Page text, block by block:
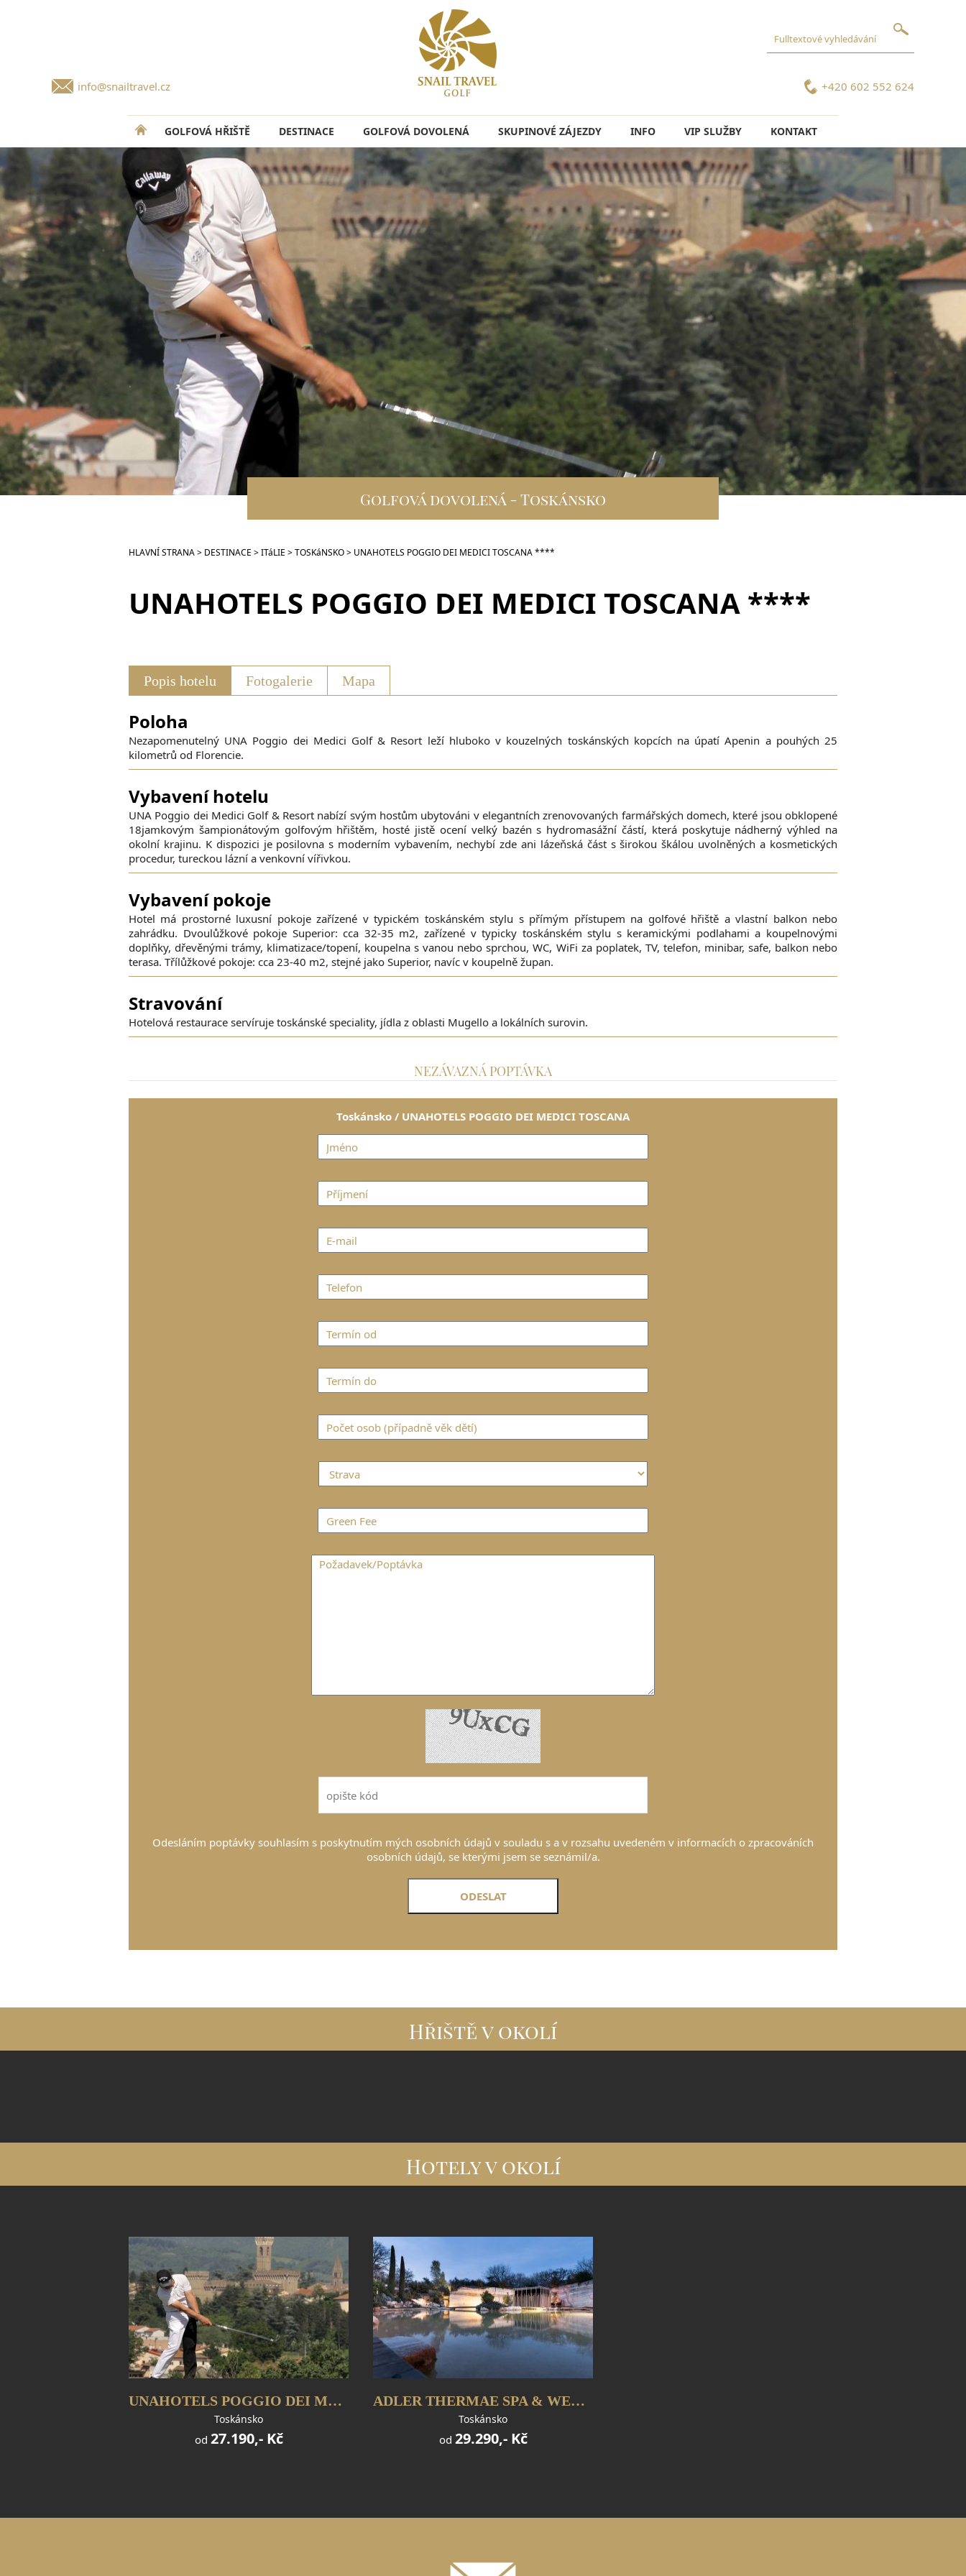
info@snailtravel.cz +420 602 552 624
GOLFOVÁ HŘIŠTĚ DESTINACE GOLFOVÁ DOVOLENÁ SKUPINOVÉ ZÁJEZDY INFO VIP SLUŽBY KONTAKT
Golfová dovolená - Toskánsko
HLAVNÍ STRANA> DESTINACE >ITáLIE >TOSKáNSKO> UNAHOTELS POGGIO DEI MEDICI TOSCANA ****
UNAHOTELS POGGIO DEI MEDICI TOSCANA ****
Popis hotelu Fotogalerie Mapa
Poloha
Nezapomenutelný UNA Poggio dei Medici Golf & Resort leží hluboko v kouzelných toskánských kopcích na úpatí Apenin a pouhých 25
kilometrů od Florencie.
Vybavení hotelu
UNA Poggio dei Medici Golf & Resort nabízí svým hostům ubytováni v elegantních zrenovovaných farmářských domech, které jsou obklopené
18jamkovým šampionátovým golfovým hřištěm, hosté jistě ocení velký bazén s hydromasážní částí, která poskytuje nádherný výhled na
okolní krajinu. K dispozici je posilovna s moderním vybavením, nechybí zde ani lázeňská část s širokou škálou uvolněných a kosmetických
procedur, tureckou lázní a venkovní vířivkou.
Vybavení pokoje
Hotel má prostorné luxusní pokoje zařízené v typickém toskánském stylu s přímým přístupem na golfové hřiště a vlastní balkon nebo
zahrádku. Dvoulůžkové pokoje Superior: cca 32-35 m2, zařízené v typicky toskánském stylu s keramickými podlahami a koupelnovými
doplňky, dřevěnými trámy, klimatizace/topení, koupelna s vanou nebo sprchou, WC, WiFi za poplatek, TV, telefon, minibar, safe, balkon nebo
terasa. Třílůžkové pokoje: cca 23-40 m2, stejné jako Superior, navíc v koupelně župan.
Stravování
Hotelová restaurace servíruje toskánské speciality, jídla z oblasti Mugello a lokálních surovin.
NEZÁVAZNÁ POPTÁVKA
Toskánsko / UNAHOTELS POGGIO DEI MEDICI TOSCANA
Odesláním poptávky souhlasím s poskytnutím mých osobních údajů v souladu s a v rozsahu uvedeném v informacích o zpracováních
osobních údajů, se kterými jsem se seznámil/a.
Hřiště v okolí
Hotely v okolí
UNAHOTELS POGGIO DEI MEDICI TOSCANA
Toskánsko
od 27.190,- Kč
ADLER THERMAE SPA & WELLNESS RESORT
Toskánsko
od 29.290,- Kč